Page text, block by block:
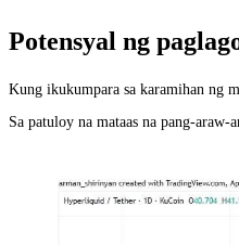
Potensyal ng
Kung ikukumpara sa karamihan ng
Sa patuloy na mataas na pang-